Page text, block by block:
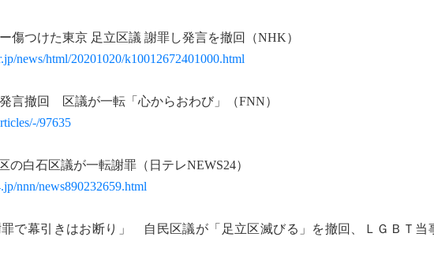
傷つけた東京 足立区議 謝罪し発言を撤回（NHK）
news/html/20201020/k10012672401000.html
発言撤回 区議が一転「心からおわび」（FNN）
97635
の白石区議が一転謝罪（日テレNEWS24）
nnn/news890232659.html
罪で幕引きはお断り」 自民区議が「足立区滅びる」を撤回、ＬＧＢＴ当